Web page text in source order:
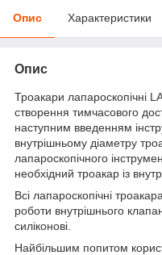
Опис Характеристики
Опис
Троакари лапароскопічні
створення тимчасового
наступним введенням
внутрішньому діаметру
лапароскопічного
необхідний троакар із
Всі лапароскопічні
роботи внутрішнього
силіконові.
Найбільшим попитом